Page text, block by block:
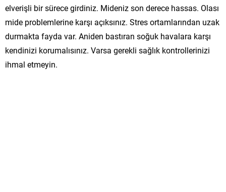
elverişli bir sürece girdiniz. Mideniz son derece hassas. Olası
mide problemlerine karşı açıksınız. Stres ortamlarından uzak
durmakta fayda var. Aniden bastıran soğuk havalara karşı
kendinizi korumalısınız. Varsa gerekli sağlık kontrollerinizi
ihmal etmeyin.